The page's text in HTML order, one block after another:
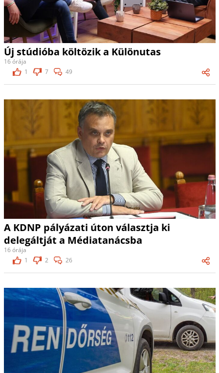
Új stúdióba költözik a Különutas
16 órája
1
7 49
A KDNP pályázati úton választja ki
delegáltját a Médiatanácsba
16 órája
1
2 26